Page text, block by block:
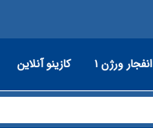
انفجار ورژن ۱ کازینو آنلاین